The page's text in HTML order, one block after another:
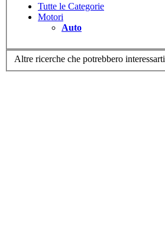
Tutte le Categorie
Motori
Auto
Altre ricerche che potrebbero interessarti